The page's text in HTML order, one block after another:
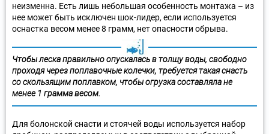
неизменна. Есть лишь небольшая особенность монтажа – из
нее может быть исключен шок-лидер, если используется
оснастка весом менее 8 грамм, нет опасности обрыва.
Чтобы леска правильно опускалась в толщу воды, свободно
проходя через поплавочные колечки, требуется такая снасть
со скользящим поплавком, чтобы огрузка составляла не
менее 1 грамма весом.
Для болонской снасти и стоячей воды используется набор